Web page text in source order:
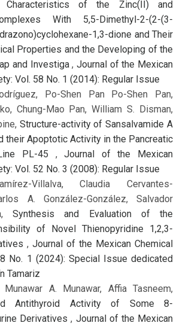
Characteristics of the Zinc(II) and
With 5,5-Dimethyl-2-(2-(3-
1,3-dione and Their
Properties and the Developing of the
and Investiga,Journal of the Mexican
Vol. 58 No. 1 (2014): Regular Issue
Po-Shen Pan Po-Shen Pan,
Chung-Mao Pan, William S. Disman,
Structure-activity of Sansalvamide A
their Apoptotic Activity in the Pancreatic
PL-45 ,Journal of the Mexican
Vol. 52 No. 3 (2008): Regular Issue
Villalva, Claudia Cervantes-
A. González-González, Salvador
Synthesis and Evaluation of the
of Novel Thienopyridine 1,2,3-
, Journal of the Mexican Chemical
No. 1 (2024): Special Issue dedicated
Tamariz
Munawar A. Munawar, Affia Tasneem,
Antithyroid Activity of Some 8-
Derivatives, Journal of the Mexican